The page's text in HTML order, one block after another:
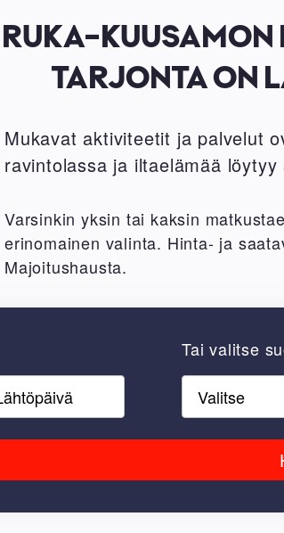
RUKA-KUUSAMON
TARJONTA ON
Mukavat aktiviteetit ja palvelut
ravintolassa ja iltaelämää
Varsinkin yksin tai kaksin
erinomainen valinta. Hinta- ja
Majoitushausta.
Tai valitse